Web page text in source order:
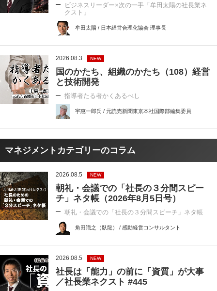
ビジネスリーダー×次の一手「牟田太陽の社長業ネ
クスト」
牟田太陽 / 日本経営合理化協会 理事長
2026.08.3 NEW
国のかたち、組織のかたち（108）経営
と技術開発
指導者たる者かくあるべし
宇惠一郎氏 / 元読売新聞東京本社国際部編集委員
マネジメントカテゴリーのコラム
2026.08.5 NEW
朝礼・会議での「社長の３分間スピー
チ」ネタ帳（2026年8月5日号）
朝礼・会議での「社長の３分間スピーチ」ネタ帳
角田識之（臥龍） / 感動経営コンサルタント
2026.08.5 NEW
社長は「能力」の前に「資質」が大事
／社長業ネクスト #445